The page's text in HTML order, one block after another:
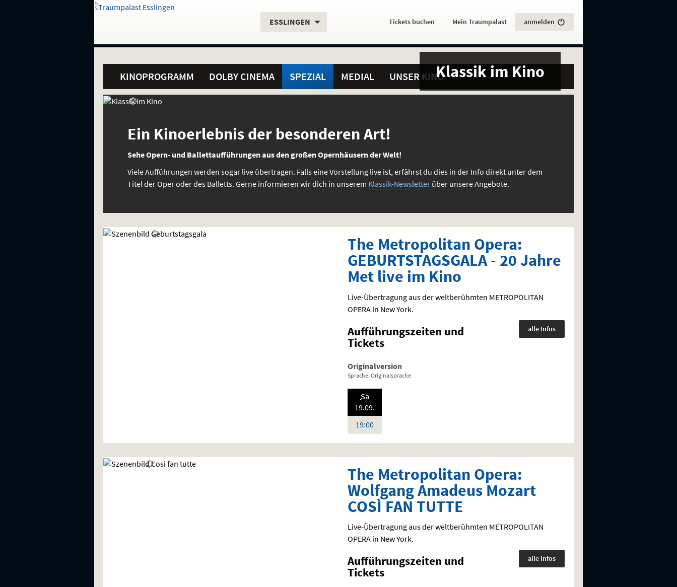
direkt
Inhalt
Menü
und
Gehe
Standortauswahl
Aktueller
ESSLINGEN Servicefunktionen
Aktuelles
HierTickets buchen . Mein Traumpalast anmelden
KINOPROGRAMM DOLBY CINEMA SPEZIAL MEDIAL UNSER KINO
Klassik
Kino
Sondervorstellungen
Interessen
Klassik im Kino
Ein Kinoerlebnis der besonderen Art!
Sehe Opern- und Ballettaufführungen aus den großen Opernhäusern der Welt!
Viele Aufführungen werden sogar live übertragen. Falls eine Vorstellung live ist, erfährst du dies in der Info direkt unter dem
Titel der Oper oder des Balletts. Gerne informieren wir dich in unserem Klassik-Newsletter über unsere Angebote.
The Metropolitan Opera:
GEBURTSTAGSGALA - 20 Jahre
Met live im Kino
Live-Übertragung aus der weltberühmten METROPOLITAN
OPERA in New York.
alle Infos
Aufführungszeiten und
Tickets
Originalversion
Sprache: Originalsprache
Sa.,
19.09.
19:00Uhr
The Metropolitan Opera:
Wolfgang Amadeus Mozart
COSÌ FAN TUTTE
Live-Übertragung aus der weltberühmten METROPOLITAN
OPERA in New York.
alle Infos
Aufführungszeiten und
Tickets